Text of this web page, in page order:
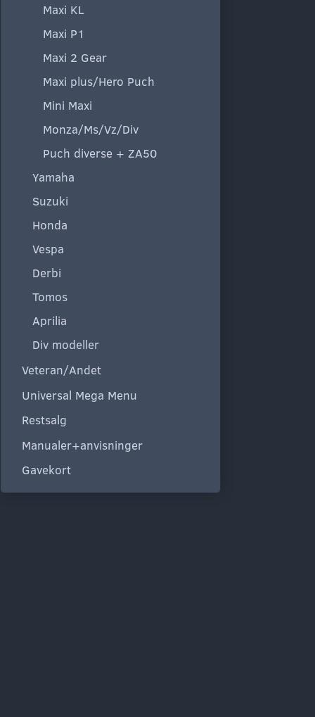
Maxi KL
Maxi P1
Maxi 2 Gear
Maxi plus/Hero Puch
Mini Maxi
Monza/Ms/Vz/Div
Puch diverse + ZA50
Yamaha
Suzuki
Honda
Vespa
Derbi
Tomos
Aprilia
Div modeller
Veteran/Andet
Universal Mega Menu
Restsalg
Manualer+anvisninger
Gavekort